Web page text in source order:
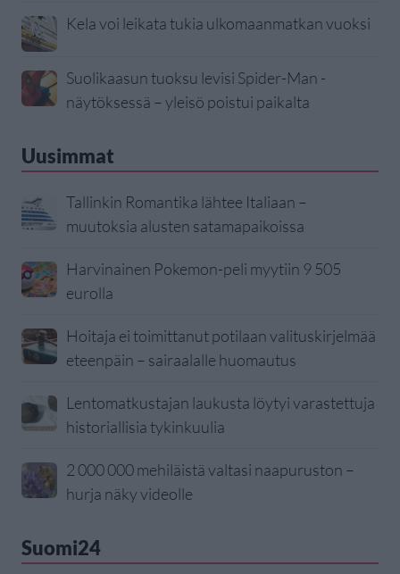
Kela voi leikata tukia ulkomaanmatkan vuoksi
Suolikaasun tuoksu levisi Spider-Man -
näytöksessä – yleisö poistui paikalta
Uusimmat
Tallinkin Romantika lähtee Italiaan –
muutoksia alusten satamapaikoissa
Harvinainen Pokemon-peli myytiin 9 505
eurolla
Hoitaja ei toimittanut potilaan valituskirjelmää
eteenpäin – sairaalalle huomautus
Lentomatkustajan laukusta löytyi varastettuja
historiallisia tykinkuulia
2 000 000 mehiläistä valtasi naapuruston –
hurja näky videolle
Suomi24